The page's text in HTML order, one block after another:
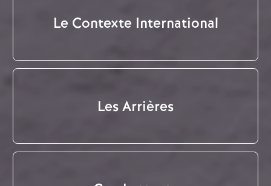
Le Contexte International
Les Arrières